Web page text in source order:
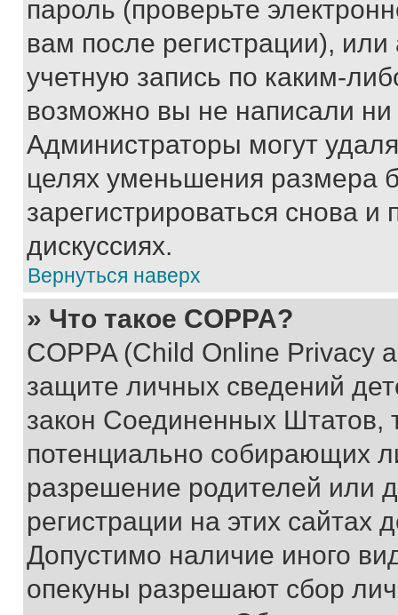
пароль (проверьте
вам после регистрации),
учетную запись по каким-
возможно вы не написали
Администраторы могут
целях уменьшения размера
зарегистрироваться снова и
дискуссиях.
Вернуться наверх
» Что такое COPPA?
COPPA (Child Online Privacy
защите личных сведений
закон Соединенных Штатов,
потенциально собирающих
разрешение родителей или
регистрации на этих сайтах
Допустимо наличие иного
опекуны разрешают сбор